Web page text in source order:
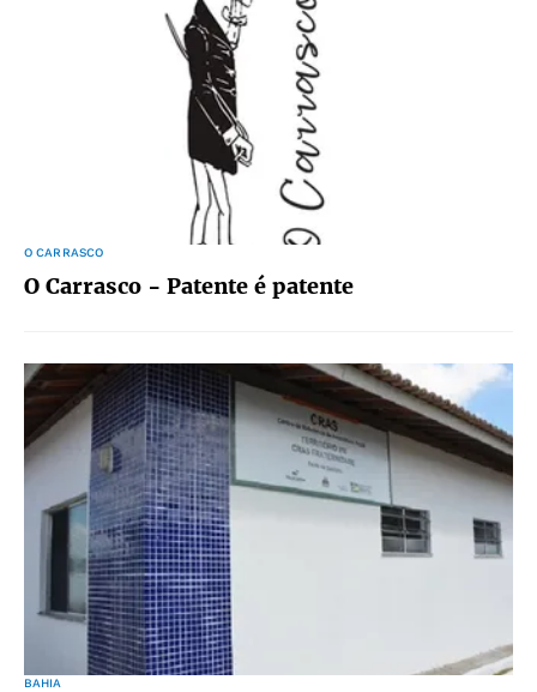
O CARRASCO
O Carrasco - Patente é patente
BAHIA